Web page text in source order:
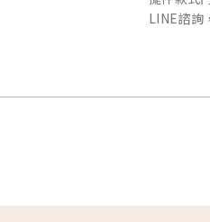
LINE諮詢